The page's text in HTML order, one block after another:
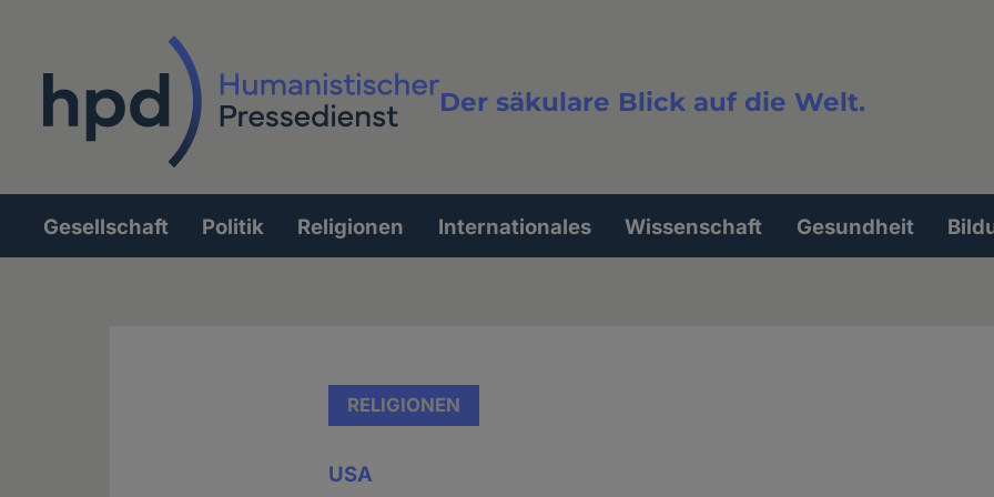
Der säkulare Blick auf die Welt.
Volltextsuche
Hauptnavigation
Gesellschaft Politik Religionen Internationales Wissenschaft Gesundheit
RELIGIONEN
USA